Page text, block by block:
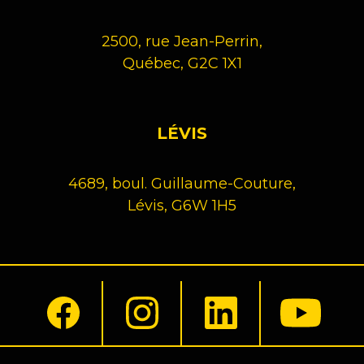
2500, rue Jean-Perrin,
Québec, G2C 1X1
LÉVIS
4689, boul. Guillaume-Couture,
Lévis, G6W 1H5